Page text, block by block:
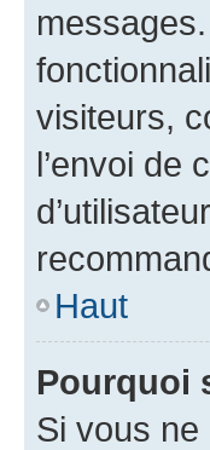
visiteurs,
l’envoi de
Haut
Pourquoi
Si vous